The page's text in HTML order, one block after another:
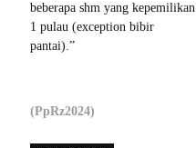
beberapa shm yang kepemilikan
1 pulau (exception bibir
pantai).”
(PpRz2024)